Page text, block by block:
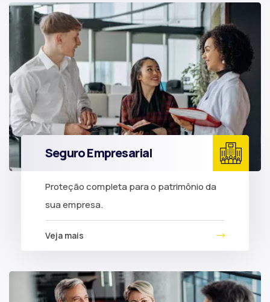
Seguro Empresarial
Proteção completa para o patrimônio da
sua empresa.
Veja mais